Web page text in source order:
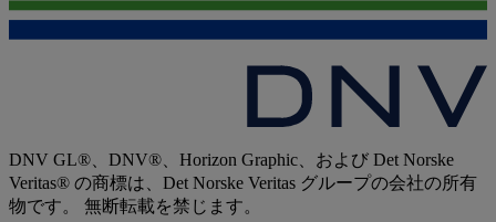
DNV GL®、DNV®、Horizon Graphic、および Det Norske
Veritas® の商標は、Det Norske Veritas グループの会社の所有
物です。 無断転載を禁じます。